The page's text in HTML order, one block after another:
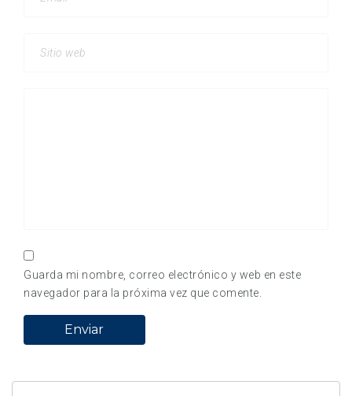
Guarda mi nombre, correo electrónico y web en este
navegador para la próxima vez que comente.